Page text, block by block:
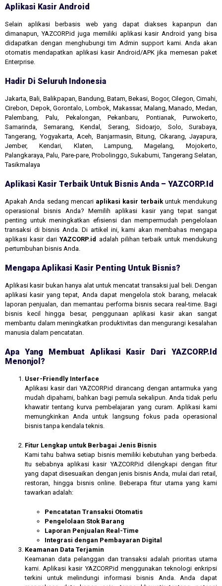
Aplikasi Kasir Android
Selain aplikasi berbasis web yang dapat diakses kapanpun dan
dimanapun, YAZCORP.id juga memiliki aplikasi kasir Android yang bisa
didapatkan dengan menghubungi tim Admin support kami. Anda akan
otomatis mendapatkan aplikasi kasir Android/APK jika memesan paket
Enterprise.
Hadir Di Seluruh Indonesia
Jakarta, Bali, Balikpapan, Bandung, Batam, Bekasi, Bogor, Cilegon, Cimahi,
Cirebon, Depok, Gorontalo, Lombok, Makassar, Malang, Manado, Medan,
Palembang, Palu, Pekalongan, Pekanbaru, Pontianak, Purwokerto,
Samarinda, Semarang, Kendal, Serang, Sidoarjo, Solo, Surabaya,
Tangerang, Yogyakarta, Aceh, Banjarmasin, Bitung, Cikarang, Jayapura,
Jember, Kendari, Klaten, Lampung, Magelang, Mojokerto,
Palangkaraya, Palu, Pare-pare, Probolinggo, Sukabumi, Tangerang Selatan,
Tasikmalaya
Aplikasi Kasir Terbaik Untuk Bisnis Anda – YAZCORP.id
Apakah Anda sedang mencari aplikasi kasir terbaikuntuk mendukung
operasional bisnis Anda? Memilih aplikasi kasir yang tepat sangat
penting untuk meningkatkan efisiensi dan mempermudah pengelolaan
transaksi di bisnis Anda. Di artikel ini, kami akan membahas mengapa
aplikasi kasir dariYAZCORP.id adalah pilihan terbaik untuk mendukung
pertumbuhan bisnis Anda.
Mengapa Aplikasi Kasir Penting Untuk Bisnis?
Aplikasi kasir bukan hanya alat untuk mencatat transaksi jual beli. Dengan
aplikasi kasir yang tepat, Anda dapat mengelola stok barang, melacak
laporan penjualan, dan memantau performa bisnis secara real-time. Bagi
bisnis kecil hingga besar, penggunaan aplikasi kasir akan sangat
membantu dalam meningkatkan produktivitas dan mengurangi kesalahan
manusia dalam pencatatan.
Apa Yang Membuat Aplikasi Kasir Dari YAZCORP.id
Menonjol?
User-Friendly Interface
Aplikasi kasir dari YAZCORP.id dirancang dengan antarmuka yang
mudah dipahami, bahkan bagi pemula sekalipun. Anda tidak perlu
khawatir tentang kurva pembelajaran yang curam. Aplikasi kami
memungkinkan Anda untuk langsung fokus pada operasional
bisnis tanpa kendala teknis.
Fitur Lengkap untuk Berbagai Jenis Bisnis
Kami tahu bahwa setiap bisnis memiliki kebutuhan yang berbeda.
Itu sebabnya aplikasi kasir YAZCORP.id dilengkapi dengan fitur
yang dapat disesuaikan dengan jenis bisnis Anda, mulai dari retail,
restoran, hingga bisnis online. Beberapa fitur utama yang kami
tawarkan adalah:
Pencatatan Transaksi Otomatis
Pengelolaan Stok Barang
Laporan Penjualan Real-Time
Integrasi dengan Pembayaran Digital
Keamanan Data Terjamin
Keamanan data pelanggan dan transaksi adalah prioritas utama
kami. Aplikasi kasir YAZCORP.id menggunakan teknologi enkripsi
terkini untuk melindungi informasi bisnis Anda. Anda dapat